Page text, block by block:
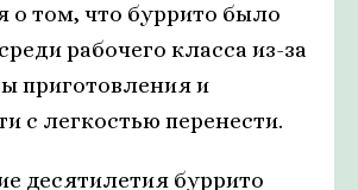
о том, что буррито было
рабочего класса из-за
приготовления и
с легкостью перенести.
десятилетия буррито